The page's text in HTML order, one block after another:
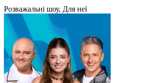
Розважальні шоу, Для неї